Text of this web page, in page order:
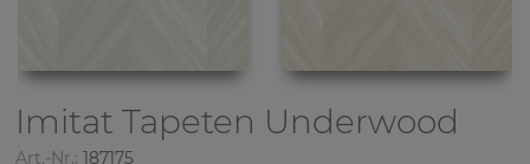
Imitat Tapeten Underwood
Art.-Nr.: 187175